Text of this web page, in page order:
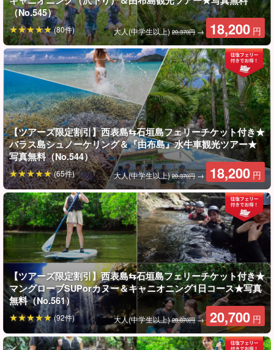
西表島ツアーズ限定特典！
石垣島⇄西表島フェリー乗船券付き☆
当プランにはツアー料金にフェリー往復乗船券も含まれているの
で別途購入する必要がありません！
＊おすすめポイント＊
通常価格由布島観光＆西表島SUPorカヌーツアー14,000円
+往復フェリー乗船券（石垣島⇄西表島上原港）6,370円＝1名
様20,370円のところを18,200円の格安価格でご提供！！
アクティビティとフェリーそれぞれ単品でご購入（ご予約）
頂くよりも断然お安くなっています。
（No.545）
大人(中学生以上)20,370円→ 18,200 円
(80件)
【ツアーズ限定割引】西表島⇆石垣島フェリーチケット付き★
バラス島シュノーケリング＆『由布島』水牛車観光ツアー★
写真無料（No.544）
大人(中学生以上)20,370円 → 18,200 円
(65件)
【ツアーズ限定割引】西表島⇆石垣島フェリーチケット付き★
マングローブSUPorカヌー＆キャニオニング1日コース★写真
無料（No.561）
大人(中学生以上)28,070円→ 20,700 円
(92件)